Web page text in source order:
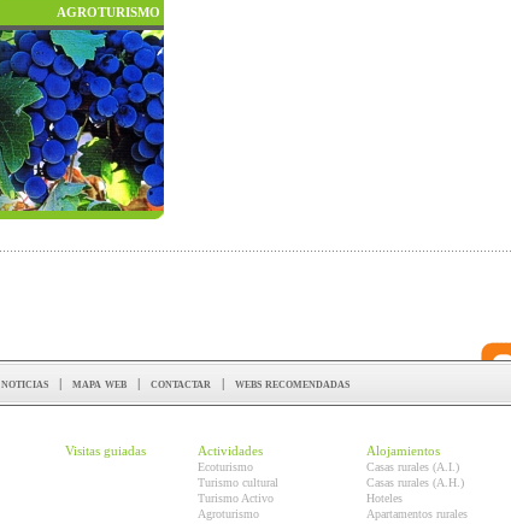
AGROTURISMO
noticias | mapa web | contactar | webs recomendadas
Visitas guiadas Actividades
Ecoturismo
Turismo cultural
Turismo Activo
Agroturismo
Alojamientos
Casas rurales (A.I.)
Casas rurales (A.H.)
Hoteles
Apartamentos rurales